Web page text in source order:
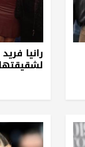
رانيا